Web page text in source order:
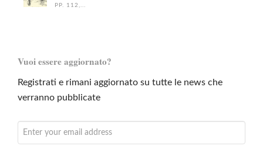
PP. 112,...
Vuoi essere aggiornato?
Registrati e rimani aggiornato su tutte le news che
verranno pubblicate